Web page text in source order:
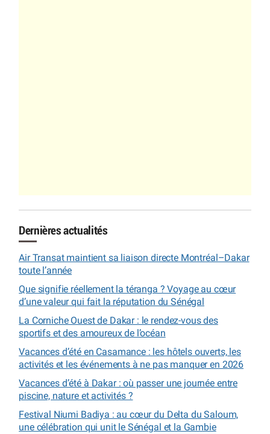
Dernières actualités
Air Transat maintient sa liaison directe Montréal–Dakar
toute l’année
Que signifie réellement la téranga ? Voyage au cœur
d’une valeur qui fait la réputation du Sénégal
La Corniche Ouest de Dakar : le rendez-vous des
sportifs et des amoureux de l’océan
Vacances d’été en Casamance : les hôtels ouverts, les
activités et les événements à ne pas manquer en 2026
Vacances d’été à Dakar : où passer une journée entre
piscine, nature et activités ?
Festival Niumi Badiya : au cœur du Delta du Saloum,
une célébration qui unit le Sénégal et la Gambie